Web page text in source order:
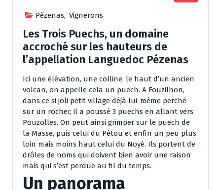
Pézenas, Vignerons
Les Trois Puechs, un domaine
accroché sur les hauteurs de
l’appellation Languedoc Pézenas
Ici une élévation, une colline, le haut d’un ancien
volcan, on appelle cela un puech. A Fouzilhon,
dans ce si joli petit village déjà lui-même perché
sur un rocher, il a poussé 3 puechs en allant vers
Pouzolles. On peut ainsi grimper sur le puech de
la Masse, puis celui du Pétou et enfin un peu plus
loin mais moins haut celui du Noyé. Ils portent de
drôles de noms qui doivent bien avoir une raison
mais qui s’est perdue au fil du temps.
Un panorama